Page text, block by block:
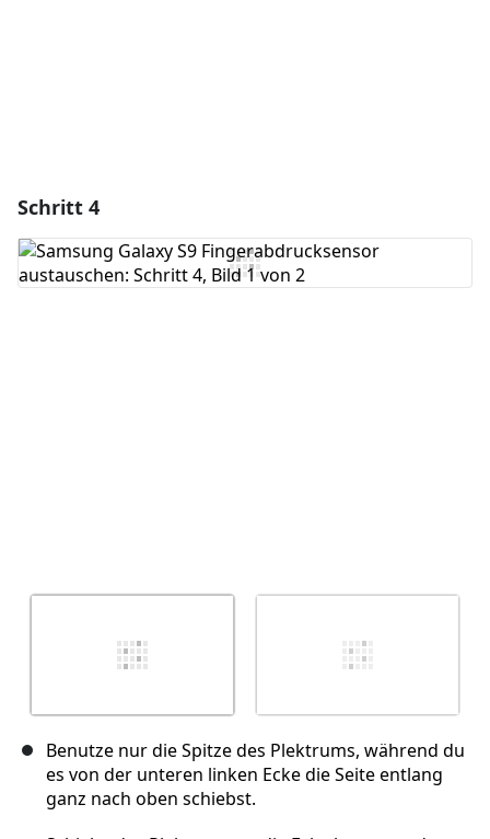
Schritt 4
Benutze nur die Spitze des Plektrums, während du
es von der unteren linken Ecke die Seite entlang
ganz nach oben schiebst.